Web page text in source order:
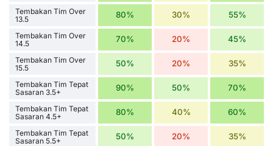
Tembakan Tim Over
13.5
80% 30% 55%
Tembakan Tim Over
14.5
70% 20% 45%
Tembakan Tim Over
15.5
50% 20% 35%
Tembakan Tim Tepat
Sasaran 3.5+
90% 50% 70%
Tembakan Tim Tepat
Sasaran 4.5+
80% 40% 60%
Tembakan Tim Tepat
Sasaran 5.5+
50% 20% 35%